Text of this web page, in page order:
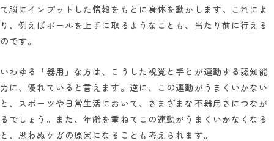
て脳にインプットした情報をもとに身体を動かします。これによ
り、例えばボールを上手に取るようなことも、当たり前に行える
のです。
いわゆる「器用」な方は、こうした視覚と手とが連動する認知能
力に、優れていると言えます。逆に、この連動がうまくいかない
と、スポーツや日常生活において、さまざまな不器用さにつなが
るでしょう。また、年齢を重ねてこの連動がうまくいかなくなる
と、思わぬケガの原因になることも考えられます。